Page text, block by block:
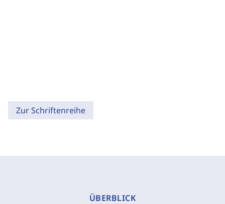
Zur Schriftenreihe
ÜBERBLICK